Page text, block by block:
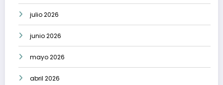
julio 2026
junio 2026
mayo 2026
abril 2026